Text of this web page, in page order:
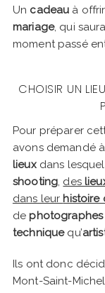
Un cadeau à
mariage, qui
moment passé
CHOISIR UN
Pour préparer
avons demandé
lieux dans
shooting, des
dans leur histoire
de photographes
technique qu’
Ils ont donc
Mont-Saint-